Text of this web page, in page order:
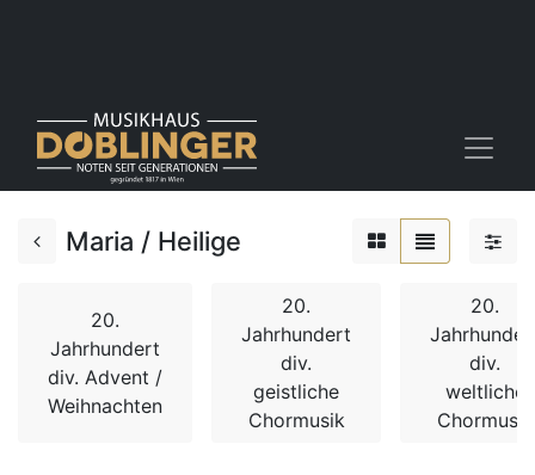
Maria / Heilige
20.
Jahrhundert
div. Advent /
Weihnachten
20.
Jahrhundert
div.
geistliche
Chormusik
20.
div.
weltliche
Chormusik